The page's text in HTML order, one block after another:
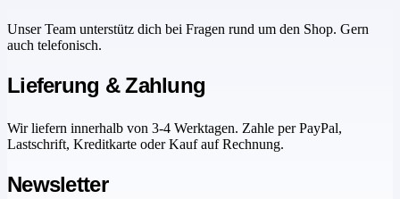
Unser Team unterstütz dich bei Fragen rund um den Shop. Gern
auch telefonisch.
Lieferung & Zahlung
Wir liefern innerhalb von 3-4 Werktagen. Zahle per PayPal,
Lastschrift, Kreditkarte oder Kauf auf Rechnung.
Newsletter